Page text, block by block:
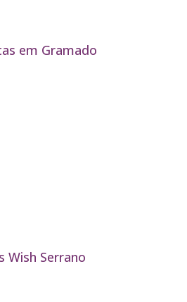
em Gramado
Wish Serrano